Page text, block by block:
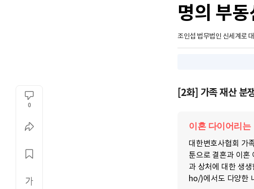
명의 부
조인섭 법무법인 신세계로
0
[2화] 가족 재산 분
이혼 다이어리는
대한변호사협회 가
툰으로 결혼과 이혼
과 상처에 대한 생
ho/)에서도 다양한